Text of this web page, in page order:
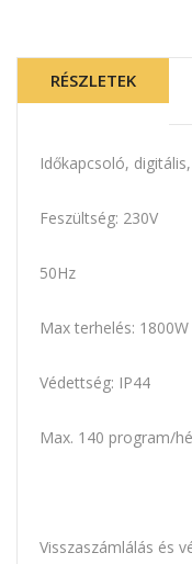
RÉSZLETEK
Időkapcsoló,
Feszültség: 230V
50Hz
Max terhelés: 1800W
Védettség: IP44
Max. 140 program/
Visszaszámlálás és